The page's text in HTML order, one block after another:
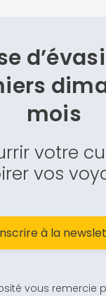
mois
votre
vos
à la
vous remercie